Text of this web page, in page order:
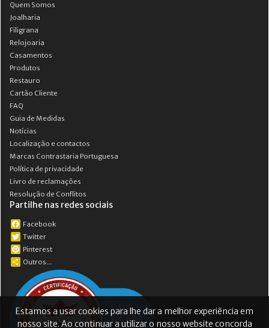
Estamos a usar cookies para lhe dar a melhor experiência em
nosso site. Ao continuar a utilizar o nosso website concorda
Quem Somos
Joalharia
Filigrana
Relojoaria
Casamentos
Produtos
Restauro
Cartão Cliente
FAQ
Guia de Medidas
Notícias
Localização e contactos
Marcas Contrastaria Portuguesa
Política de privacidade
Livro de reclamações
Resolução de Conflitos
Partilhe nas redes sociais
Facebook
Twitter
Pinterest
Outros...